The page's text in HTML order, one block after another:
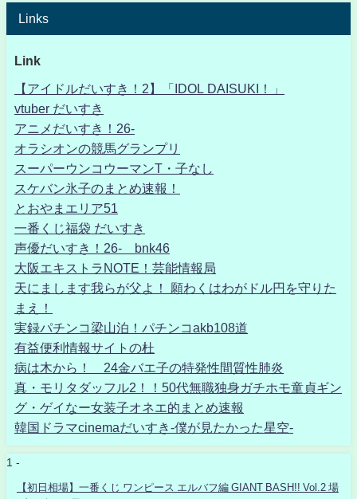
Links
Link
【アイドルだいすき！2】「IDOL DAISUKI！」
vtuber だいすき
アニメだいすき！26-
オラシオンの競馬グランプリ
スーパーウンコウーマンT・子なし
スケバン氷子のまとめ速報！
とおやまエリア51
一番くじ福袋 だいすき
声優だいすき！26- bnk46
大阪エキストラNOTE！芸能情報局
天にまします我らが父よ！ 願わくはわがドル円を守りた
まえ！
実録パチンコ梁山泊！パチンコakb108道
有益便利情報サイトの杜
病は木から！ 24金バエ子の特発性間質性肺炎
真・モリタダッフル2！！50代無職独身ガチホモ童貞ギン
グ・ゲイなー女装子オネエ的まとめ速報
韓国ドラマcinemaだいすき-僕が見たかった星空-
1 -
【初日相場】一番くじ ワンピース エルバフ編 GIANT BASH!! Vol.2 場